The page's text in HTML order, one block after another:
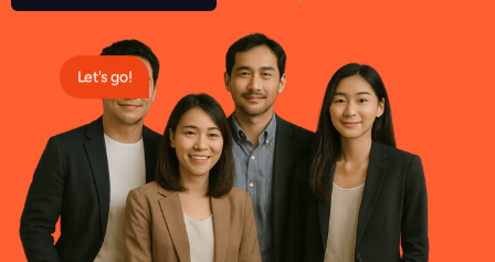
Let's go!